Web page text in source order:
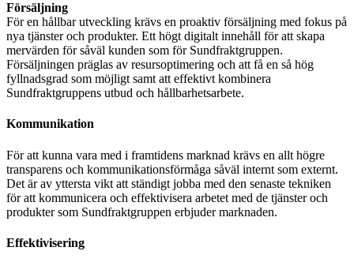
Försäljning
För en hållbar utveckling krävs en proaktiv försäljning med fokus på
nya tjänster och produkter. Ett högt digitalt innehåll för att skapa
mervärden för såväl kunden som för Sundfraktgruppen.
Försäljningen präglas av resursoptimering och att få en så hög
fyllnadsgrad som möjligt samt att effektivt kombinera
Sundfraktgruppens utbud och hållbarhetsarbete.
Kommunikation
För att kunna vara med i framtidens marknad krävs en allt högre
transparens och kommunikationsförmåga såväl internt som externt.
Det är av yttersta vikt att ständigt jobba med den senaste tekniken
för att kommunicera och effektivisera arbetet med de tjänster och
produkter som Sundfraktgruppen erbjuder marknaden.
Effektivisering